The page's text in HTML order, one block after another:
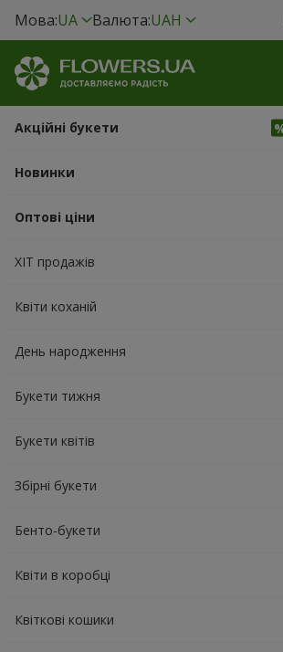
Мова:UA Валюта:UAH
Акційні букети
Новинки
Оптові ціни
ХІТ продажів
Квіти коханій
День народження
Букети тижня
Букети квітів
Збірні букети
Бенто-букети
Квіти в коробці
Квіткові кошики